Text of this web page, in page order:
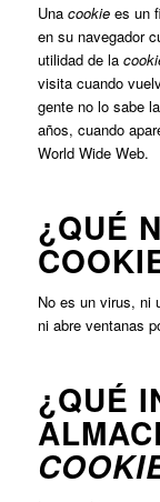
Una cookiees un
en su navegador
utilidad de la
visita cuando
gente no lo sabe
años, cuando
World Wide Web.
¿QUÉ
No es un virus, ni
ni abre ventanas
¿QUÉ